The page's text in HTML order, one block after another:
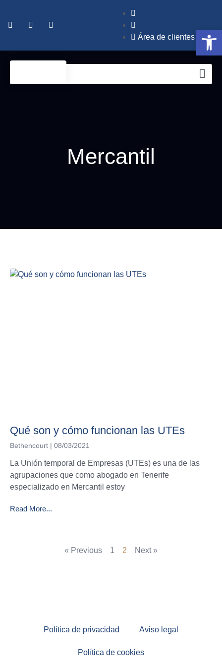
Área de clientes
Mercantil
Qué son y cómo funcionan las UTEs
Bethencourt 08/03/2021
La Unión temporal de Empresas (UTEs) es una de las
agrupaciones que como abogado en Tenerife
especializado en Mercantil estoy
Read More...
« Previous 1 2 Next »
Política de privacidad Aviso legal
Política de cookies
Abrir